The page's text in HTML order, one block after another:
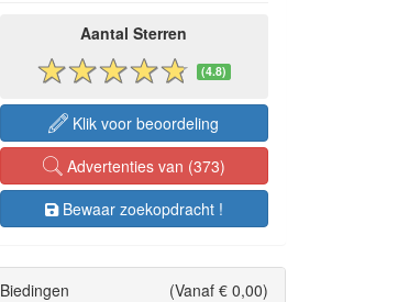
Aantal Sterren
(4.8)
Klik voor beoordeling
Advertenties van (373)
Bewaar zoekopdracht !
Biedingen (Vanaf € 0,00)